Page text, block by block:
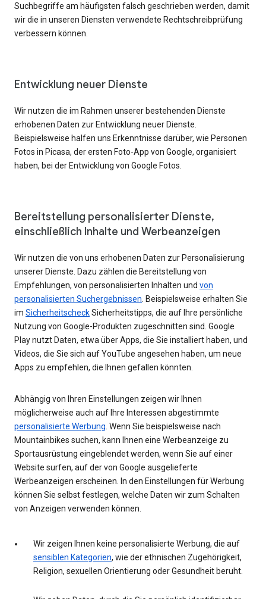
Suchbegriffe am häufigsten falsch geschrieben werden, damit
wir die in unseren Diensten verwendete Rechtschreibprüfung
verbessern können.
Entwicklung neuer Dienste
Wir nutzen die im Rahmen unserer bestehenden Dienste
erhobenen Daten zur Entwicklung neuer Dienste.
Beispielsweise halfen uns Erkenntnisse darüber, wie Personen
Fotos in Picasa, der ersten Foto-App von Google, organisiert
haben, bei der Entwicklung von Google Fotos.
Bereitstellung personalisierter Dienste,
einschließlich Inhalte und Werbeanzeigen
Wir nutzen die von uns erhobenen Daten zur Personalisierung
unserer Dienste. Dazu zählen die Bereitstellung von
Empfehlungen, von personalisierten Inhalten und von
personalisierten Suchergebnissen . Beispielsweise erhalten Sie
im SicherheitscheckSicherheitstipps, die auf Ihre persönliche
Nutzung von Google-Produkten zugeschnitten sind. Google
Play nutzt Daten, etwa über Apps, die Sie installiert haben, und
Videos, die Sie sich auf YouTube angesehen haben, um neue
Apps zu empfehlen, die Ihnen gefallen könnten.
Abhängig von Ihren Einstellungen zeigen wir Ihnen
möglicherweise auch auf Ihre Interessen abgestimmte
personalisierte Werbung . Wenn Sie beispielsweise nach
Mountainbikes suchen, kann Ihnen eine Werbeanzeige zu
Sportausrüstung eingeblendet werden, wenn Sie auf einer
Website surfen, auf der von Google ausgelieferte
Werbeanzeigen erscheinen. In den Einstellungen für Werbung
können Sie selbst festlegen, welche Daten wir zum Schalten
von Anzeigen verwenden können.
Wir zeigen Ihnen keine personalisierte Werbung, die auf
sensiblen Kategorien, wie der ethnischen Zugehörigkeit,
Religion, sexuellen Orientierung oder Gesundheit beruht.